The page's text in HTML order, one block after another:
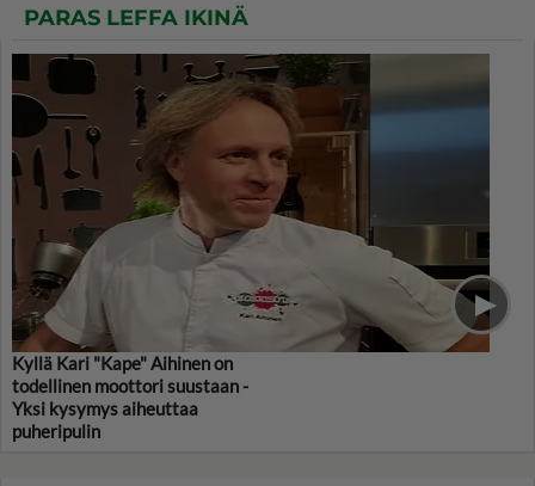
PARAS LEFFA IKINÄ
Kyllä Kari "Kape" Aihinen on
todellinen moottori suustaan -
Yksi kysymys aiheuttaa
puheripulin